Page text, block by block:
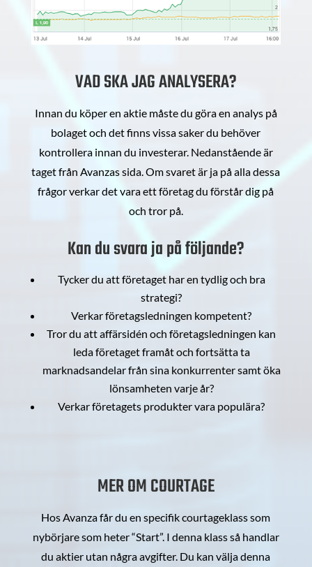
VAD SKA JAG ANALYSERA?
Innan du köper en aktie måste du göra en analys på
bolaget och det finns vissa saker du behöver
kontrollera innan du investerar. Nedanstående är
taget från Avanzas sida. Om svaret är ja på alla dessa
frågor verkar det vara ett företag du förstår dig på
och tror på.
Kan du svara ja på följande?
Tycker du att företaget har en tydlig och bra
strategi?
Verkar företagsledningen kompetent?
Tror du att affärsidén och företagsledningen kan
leda företaget framåt och fortsätta ta
marknadsandelar från sina konkurrenter samt öka
lönsamheten varje år?
Verkar företagets produkter vara populära?
MER OM COURTAGE
Hos Avanza får du en specifik courtageklass som
nybörjare som heter “Start”. I denna klass så handlar
du aktier utan några avgifter. Du kan välja denna